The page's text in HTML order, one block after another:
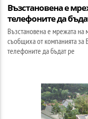
Възстановена е
телефоните да
Възстановена е мрежата на
съобщиха от компанията
телефоните да бъдат ре